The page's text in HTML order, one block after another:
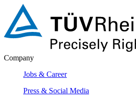
Company
Jobs & Career
Press & Social Media